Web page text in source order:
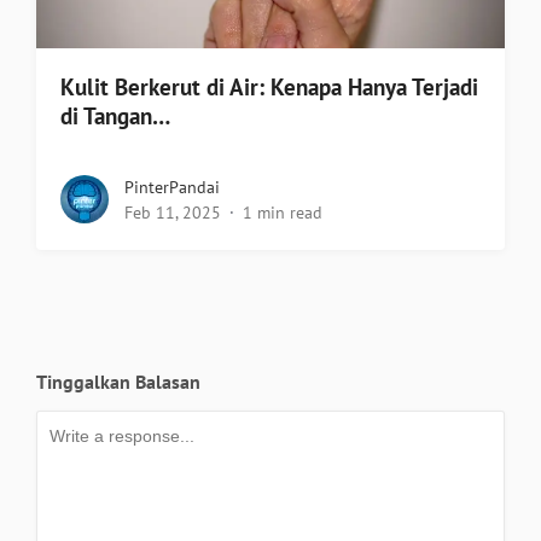
Kulit Berkerut di Air: Kenapa Hanya Terjadi
di Tangan…
PinterPandai
Feb 11, 2025
1 min read
Tinggalkan Balasan